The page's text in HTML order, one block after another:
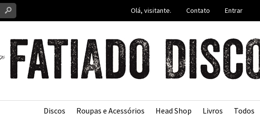
s Olá, visitante. Contato Entrar
Discos Roupas e Acessórios Head Shop Livros Todos